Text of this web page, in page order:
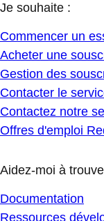
Je souhaite :
Commencer un
Acheter une
Gestion des
Contacter le
Contactez notre
Offres d'emploi
Aidez-moi à
Documentation
Ressources